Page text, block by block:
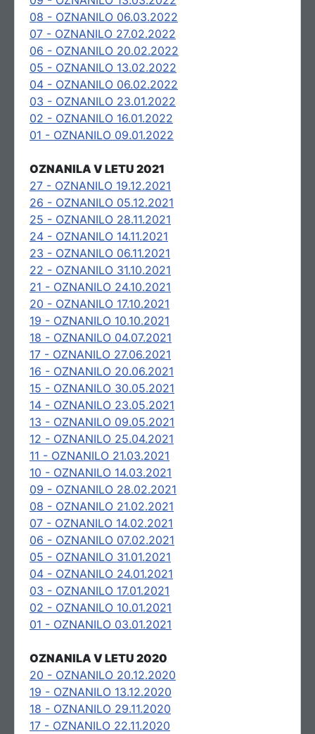
08 - OZNANILO 06.03.2022
07 - OZNANILO 27.02.2022
06 - OZNANILO 20.02.2022
05 - OZNANILO 13.02.2022
04 - OZNANILO 06.02.2022
03 - OZNANILO 23.01.2022
02 - OZNANILO 16.01.2022
01 - OZNANILO 09.01.2022
OZNANILA V LETU 2021
27 - OZNANILO 19.12.2021
26 - OZNANILO 05.12.2021
25 - OZNANILO 28.11.2021
24 - OZNANILO 14.11.2021
23 - OZNANILO 06.11.2021
22 - OZNANILO 31.10.2021
21 - OZNANILO 24.10.2021
20 - OZNANILO 17.10.2021
19 - OZNANILO 10.10.2021
18 - OZNANILO 04.07.2021
17 - OZNANILO 27.06.2021
16 - OZNANILO 20.06.2021
15 - OZNANILO 30.05.2021
14 - OZNANILO 23.05.2021
13 - OZNANILO 09.05.2021
12 - OZNANILO 25.04.2021
11 - OZNANILO 21.03.2021
10 - OZNANILO 14.03.2021
09 - OZNANILO 28.02.2021
08 - OZNANILO 21.02.2021
07 - OZNANILO 14.02.2021
06 - OZNANILO 07.02.2021
05 - OZNANILO 31.01.2021
04 - OZNANILO 24.01.2021
03 - OZNANILO 17.01.2021
02 - OZNANILO 10.01.2021
01 - OZNANILO 03.01.2021
OZNANILA V LETU 2020
20 - OZNANILO 20.12.2020
19 - OZNANILO 13.12.2020
18 - OZNANILO 29.11.2020
17 - OZNANILO 22.11.2020